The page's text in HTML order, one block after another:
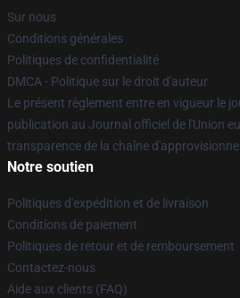
Sur nous
Conditions générales
Politiques de confidentialité
DMCA - Politique sur le droit d'auteur
Le présent règlement entre en vigueur le
publication au Journal officiel de l'Union
transparence de la chaîne
Notre soutien
Politiques d'expédition et de livraison
Conditions de paiement
Politiques de retour et de remboursement
Contactez-nous
Aide aux clients (FAQ)